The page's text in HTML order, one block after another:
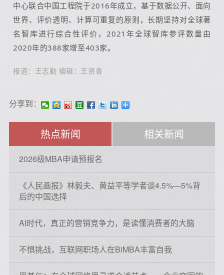
中心联合中国工程院于2016年成立，基于数据公开、面向
世界、评价透明、计算可重复的原则，长期坚持对全球著
名智库进行综合性评价，2021年全球智库参评数量由
2020年的388家增至403家。
报道：王志勤 编辑：王贤青
分享到：
热点新闻 相关新闻
2026级MBA申请预报名
《人民画报》林毅夫、黄益平等学者谈4.5%—5%背
后的中国选择
AI时代，真正的营销竞争力，是读懂消费者的大脑
不惧挑战，互联网职场人在BiMBA丰富自我